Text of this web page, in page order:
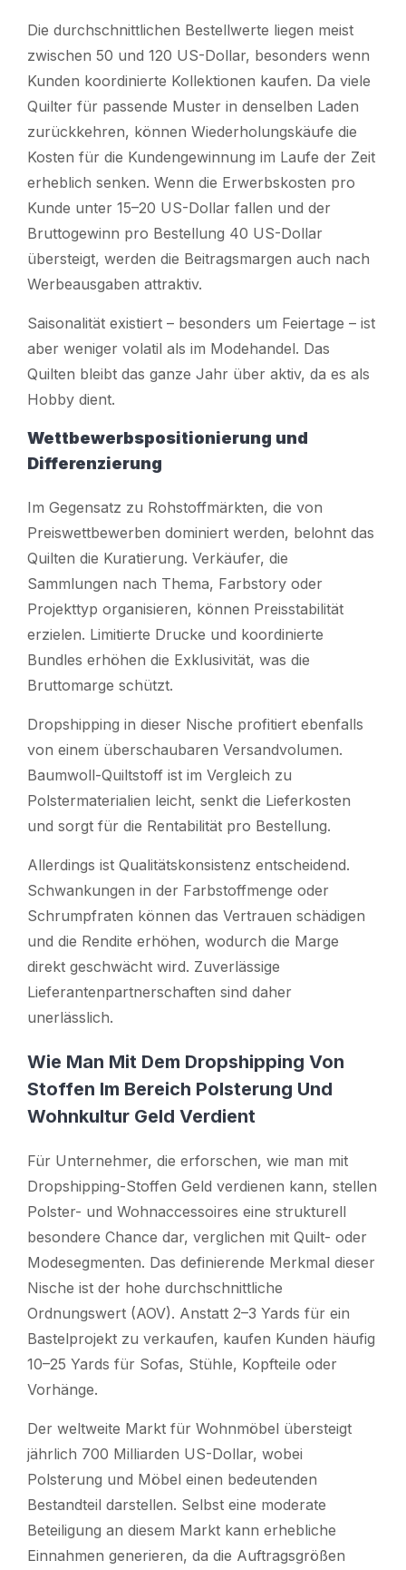
Die durchschnittlichen Bestellwerte liegen meist
zwischen 50 und 120 US-Dollar, besonders wenn
Kunden koordinierte Kollektionen kaufen. Da viele
Quilter für passende Muster in denselben Laden
zurückkehren, können Wiederholungskäufe die
Kosten für die Kundengewinnung im Laufe der Zeit
erheblich senken. Wenn die Erwerbskosten pro
Kunde unter 15–20 US-Dollar fallen und der
Bruttogewinn pro Bestellung 40 US-Dollar
übersteigt, werden die Beitragsmargen auch nach
Werbeausgaben attraktiv.
Saisonalität existiert – besonders um Feiertage – ist
aber weniger volatil als im Modehandel. Das
Quilten bleibt das ganze Jahr über aktiv, da es als
Hobby dient.
Wettbewerbspositionierung und
Differenzierung
Im Gegensatz zu Rohstoffmärkten, die von
Preiswettbewerben dominiert werden, belohnt das
Quilten die Kuratierung. Verkäufer, die
Sammlungen nach Thema, Farbstory oder
Projekttyp organisieren, können Preisstabilität
erzielen. Limitierte Drucke und koordinierte
Bundles erhöhen die Exklusivität, was die
Bruttomarge schützt.
Dropshipping in dieser Nische profitiert ebenfalls
von einem überschaubaren Versandvolumen.
Baumwoll-Quiltstoff ist im Vergleich zu
Polstermaterialien leicht, senkt die Lieferkosten
und sorgt für die Rentabilität pro Bestellung.
Allerdings ist Qualitätskonsistenz entscheidend.
Schwankungen in der Farbstoffmenge oder
Schrumpfraten können das Vertrauen schädigen
und die Rendite erhöhen, wodurch die Marge
direkt geschwächt wird. Zuverlässige
Lieferantenpartnerschaften sind daher
unerlässlich.
Wie Man Mit Dem Dropshipping Von
Stoffen Im Bereich Polsterung Und
Wohnkultur Geld Verdient
Für Unternehmer, die erforschen, wie man mit
Dropshipping-Stoffen Geld verdienen kann, stellen
Polster- und Wohnaccessoires eine strukturell
besondere Chance dar, verglichen mit Quilt- oder
Modesegmenten. Das definierende Merkmal dieser
Nische ist der hohe durchschnittliche
Ordnungswert (AOV). Anstatt 2–3 Yards für ein
Bastelprojekt zu verkaufen, kaufen Kunden häufig
10–25 Yards für Sofas, Stühle, Kopfteile oder
Vorhänge.
Der weltweite Markt für Wohnmöbel übersteigt
jährlich 700 Milliarden US-Dollar, wobei
Polsterung und Möbel einen bedeutenden
Bestandteil darstellen. Selbst eine moderate
Beteiligung an diesem Markt kann erhebliche
Einnahmen generieren, da die Auftragsgrößen